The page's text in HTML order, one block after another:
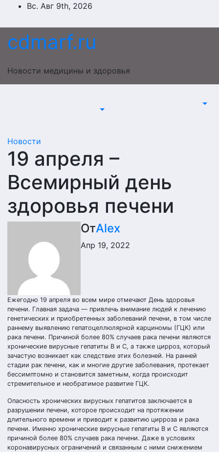
Перейти
содержимому
Вс. Авг 9th, 2026
cdmarf.ru
Новости медицины и здоровья
Новости
19 апреля –
Всемирный день
здоровья печени
ОтAlex
Апр 19, 2022
Ежегодно 19 апреля во всем мире отмечают День здоровья
печени. Главная задача — привлечь внимание людей к лечению
генетических и приобретенных заболеваний печени, в том числе
раннему выявлению гепатоцеллюлярной карциномы (ГЦК) или
рака печени. Причиной более 80% случаев рака печени являются
хронические вирусные гепатиты В и С, а также цирроз, который
зачастую возникает как следствие этих болезней. На ранней
стадии рак печени, как и многие другие заболевания, протекает
бессимптомно и становится заметным, когда происходит
стремительное и необратимое развитие ГЦК.
Опасность хронических вирусных гепатитов заключается в
разрушении печени, которое происходит на протяжении
длительного времени и приводит к развитию цирроза и рака
печени. Именно хронические вирусные гепатиты В и С являются
причиной более 80% случаев рака печени. Даже в условиях
коронавирусных ограничений и связанным с ними снижением